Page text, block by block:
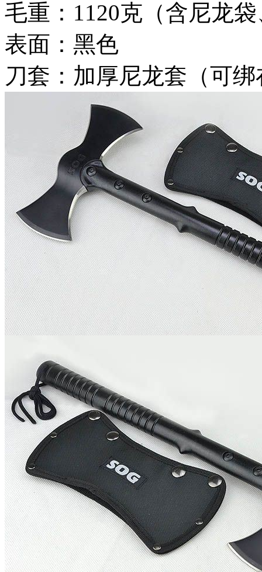
毛重：1120克（含尼龙
表面：黑色
刀套：加厚尼龙套（可